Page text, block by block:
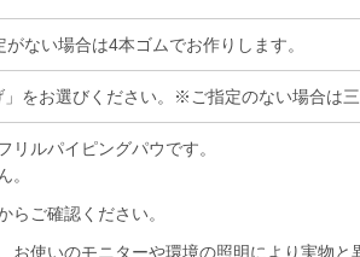
ない場合は4本ゴムでお作りします。
をお選びください。※ご指定のない場合は
ルパイピングパウです。
。
らご確認ください。
使いのモニターや環境の照明により実物と